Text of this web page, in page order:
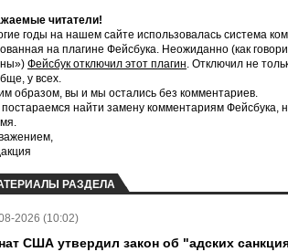
читатели!
годы на нашем сайте использовалась система
на плагине Фейсбука. Неожиданно (как
Фейсбук отключил этот плагин. Отключил не
у всех.
образом, вы и мы остались без комментариев.
найти замену комментариям Фейсбука,
РАЗДЕЛА
2026 (10:02)
США утвердил закон об "адских